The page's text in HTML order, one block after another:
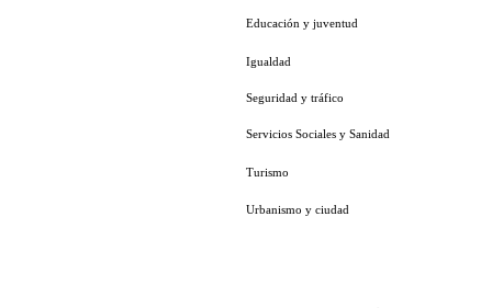
Educación y juventud
Igualdad
Seguridad y tráfico
Servicios Sociales y Sanidad
Turismo
Urbanismo y ciudad